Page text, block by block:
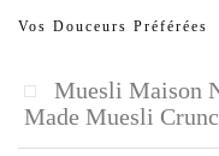
Vos Douceurs Préférées
Muesli Maison
Made Muesli